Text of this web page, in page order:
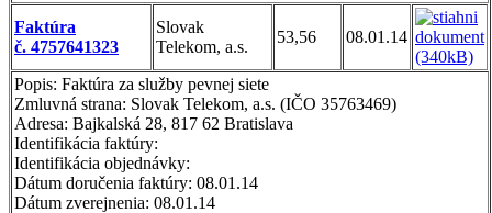
Faktúra
č. 4757641323
Slovak
Telekom, a.s.
53,56 08.01.14
Popis: Faktúra za služby pevnej siete
Zmluvná strana: Slovak Telekom, a.s. (IČO 35763469)
Adresa: Bajkalská 28, 817 62 Bratislava
Identifikácia faktúry:
Identifikácia objednávky:
Dátum doručenia faktúry: 08.01.14
Dátum zverejnenia: 08.01.14